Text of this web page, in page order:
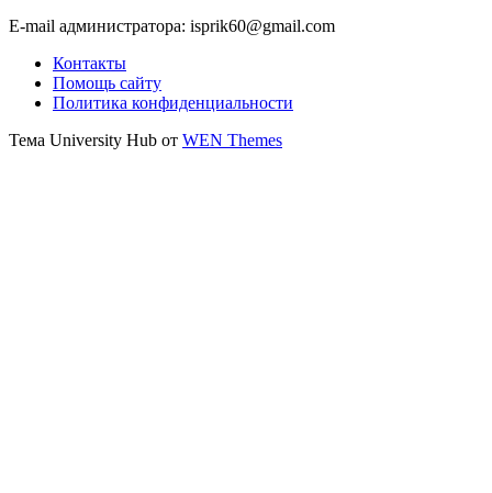
E-mail администратора: isprik60@gmail.com
Контакты
Помощь сайту
Политика конфиденциальности
Тема University Hub от WEN Themes